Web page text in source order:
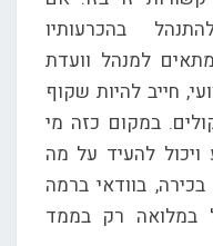
בהכרעותיו
למנהל וועדת
חייב להיות שקוף
במקום כזה מי
להעיד על מה
בוודאי ברמה
במלואה רק בממד